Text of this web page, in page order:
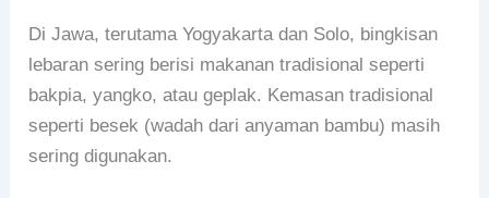
Di Jawa, terutama Yogyakarta dan Solo, bingkisan
lebaran sering berisi makanan tradisional seperti
bakpia, yangko, atau geplak. Kemasan tradisional
seperti besek (wadah dari anyaman bambu) masih
sering digunakan.